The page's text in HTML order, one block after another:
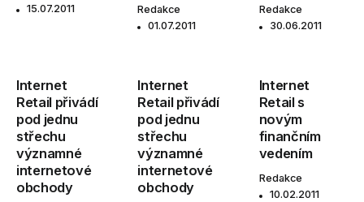
15.07.2011
Redakce
01.07.2011
Redakce
30.06.2011
Internet
Retail přivádí
pod jednu
střechu
významné
internetové
obchody
Internet
Retail přivádí
pod jednu
střechu
významné
internetové
obchody
Internet
Retail s
novým
finančním
vedením
Redakce
10.02.2011